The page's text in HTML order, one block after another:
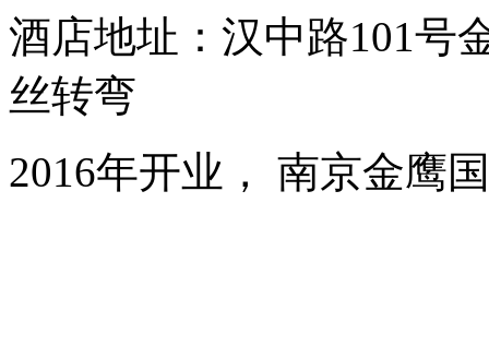
酒店地址：汉中路101号
丝转弯
2016年开业， 南京金